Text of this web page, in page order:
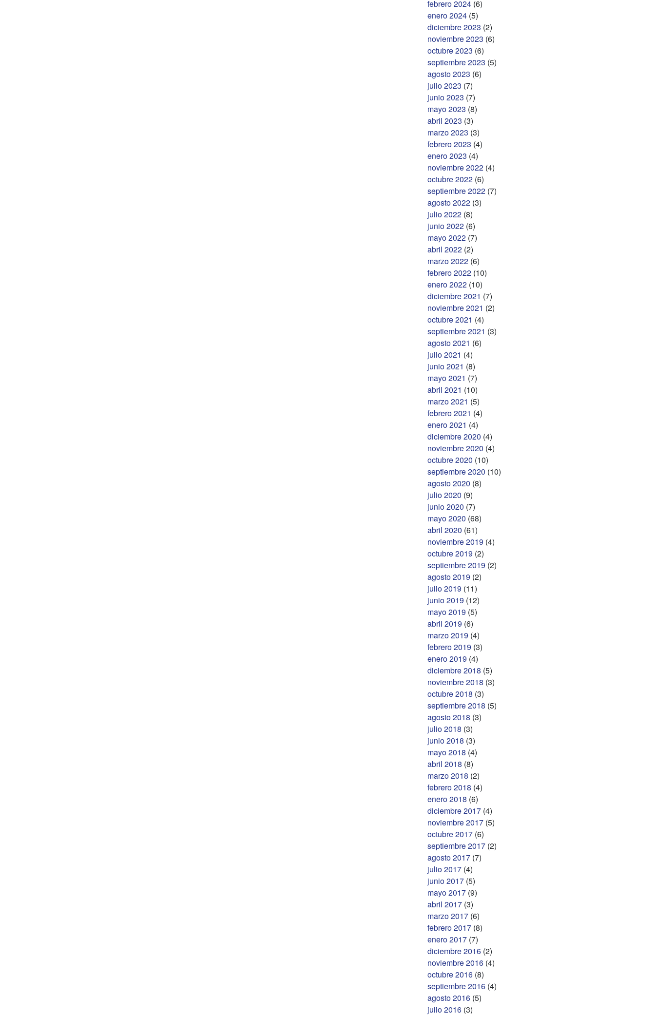
febrero 2024 (6)
enero 2024 (5)
diciembre 2023 (2)
noviembre 2023 (6)
octubre 2023 (6)
septiembre 2023 (5)
agosto 2023 (6)
julio 2023 (7)
junio 2023 (7)
mayo 2023 (8)
abril 2023 (3)
marzo 2023 (3)
febrero 2023 (4)
enero 2023 (4)
noviembre 2022 (4)
octubre 2022 (6)
septiembre 2022 (7)
agosto 2022 (3)
julio 2022 (8)
junio 2022 (6)
mayo 2022 (7)
abril 2022 (2)
marzo 2022 (6)
febrero 2022 (10)
enero 2022 (10)
diciembre 2021 (7)
noviembre 2021 (2)
octubre 2021 (4)
septiembre 2021 (3)
agosto 2021 (6)
julio 2021 (4)
junio 2021 (8)
mayo 2021 (7)
abril 2021 (10)
marzo 2021 (5)
febrero 2021 (4)
enero 2021 (4)
diciembre 2020 (4)
noviembre 2020 (4)
octubre 2020 (10)
septiembre 2020 (10)
agosto 2020 (8)
julio 2020 (9)
junio 2020 (7)
mayo 2020 (68)
abril 2020 (61)
noviembre 2019 (4)
octubre 2019 (2)
septiembre 2019 (2)
agosto 2019 (2)
julio 2019 (11)
junio 2019 (12)
mayo 2019 (5)
abril 2019 (6)
marzo 2019 (4)
febrero 2019 (3)
enero 2019 (4)
diciembre 2018 (5)
noviembre 2018 (3)
octubre 2018 (3)
septiembre 2018 (5)
agosto 2018 (3)
julio 2018 (3)
junio 2018 (3)
mayo 2018 (4)
abril 2018 (8)
marzo 2018 (2)
febrero 2018 (4)
enero 2018 (6)
diciembre 2017 (4)
noviembre 2017 (5)
octubre 2017 (6)
septiembre 2017 (2)
agosto 2017 (7)
julio 2017 (4)
junio 2017 (5)
mayo 2017 (9)
abril 2017 (3)
marzo 2017 (6)
febrero 2017 (8)
enero 2017 (7)
diciembre 2016 (2)
noviembre 2016 (4)
octubre 2016 (8)
septiembre 2016 (4)
agosto 2016 (5)
julio 2016 (3)